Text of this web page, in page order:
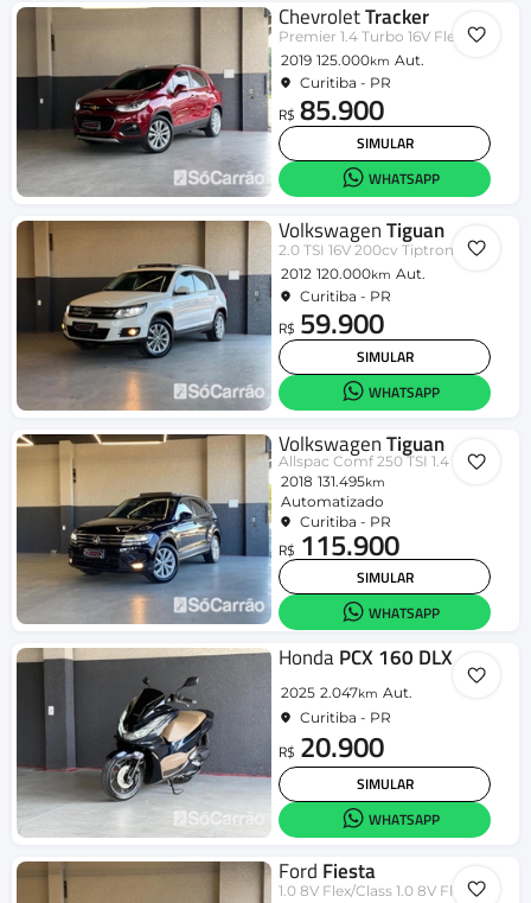
ChevroletTracker
Premier 1.4 Turbo 16V Flex Aut
2019 125.000km Aut.
Curitiba - PR
R$ 85.900
SIMULAR
WHATSAPP
VolkswagenTiguan
2.0 TSI 16V 200cv Tiptronic 5p
2012 120.000km Aut.
Curitiba - PR
R$ 59.900
SIMULAR
WHATSAPP
VolkswagenTiguan
Allspac Comf 250 TSI 1.4 Flex
2018 131.495km
Automatizado
Curitiba - PR
R$ 115.900
SIMULAR
WHATSAPP
HondaPCX 160 DLX
2025 2.047km Aut.
Curitiba - PR
R$ 20.900
SIMULAR
WHATSAPP
Ford Fiesta
1.0 8V Flex/Class 1.0 8V Flex 5p